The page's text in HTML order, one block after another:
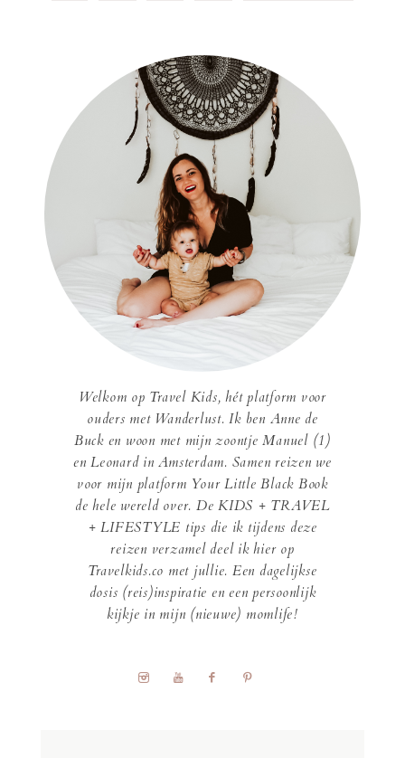
Welkom op Travel Kids, hét platform voor
ouders met Wanderlust. Ik ben Anne de
Buck en woon met mijn zoontje Manuel (1)
en Leonard in Amsterdam. Samen reizen we
voor mijn platform Your Little Black Book
de hele wereld over. De KIDS + TRAVEL
+ LIFESTYLE tips die ik tijdens deze
reizen verzamel deel ik hier op
Travelkids.co met jullie. Een dagelijkse
dosis (reis)inspiratie en een persoonlijk
kijkje in mijn (nieuwe) momlife!